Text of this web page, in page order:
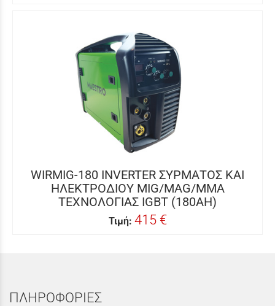
WIRMIG-180 INVERTER ΣΥΡΜΑΤΟΣ ΚΑΙ
ΗΛΕΚΤΡΟΔΙΟΥ MIG/MAG/MMA
ΤΕΧΝΟΛΟΓΙΑΣ IGBT (180AH)
Τιμή: 415 €
ΠΛΗΡΟΦΟΡΙΕΣ